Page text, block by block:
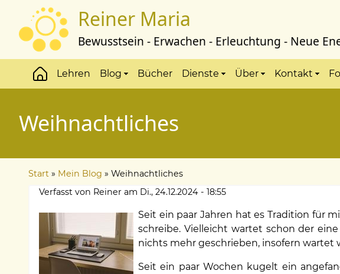
Inhalt
Reiner Maria
Bewusstsein - Erwachen - Erleuchtung - Neue
Hauptmenü
Lehren Blog Bücher Dienste Über Kontakt
Weihnachtliches
Pfadnavigation
Start Mein Blog
Weihnachtliches
Verfasst von Reiner am Di., 24.12.2024 - 18:55
Seit ein paar Jahren hat es Tradition für
schreibe. Vielleicht wartet schon der
nichts mehr geschrieben, insofern wartet
Seit ein paar Wochen kugelt ein